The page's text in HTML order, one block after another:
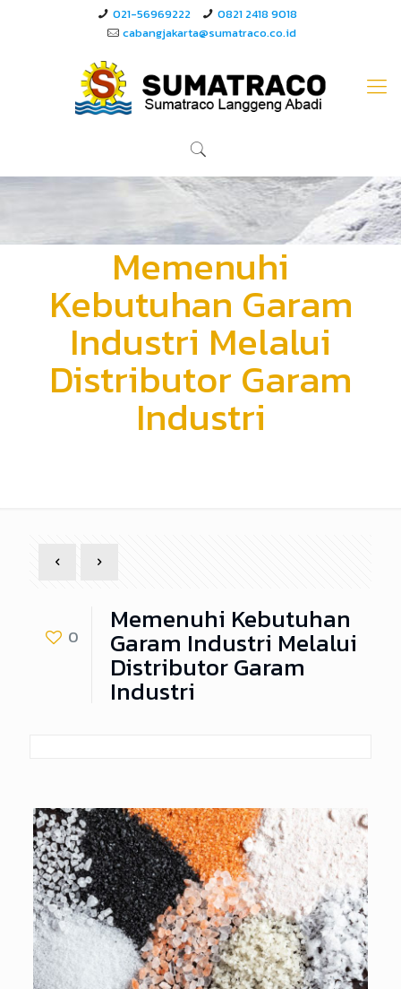
021-56969222
0821 2418 9018
cabangjakarta@sumatraco.co.id
Memenuhi
Kebutuhan Garam
Industri Melalui
Distributor Garam
Industri
0 Memenuhi Kebutuhan
Garam Industri Melalui
Distributor Garam
Industri